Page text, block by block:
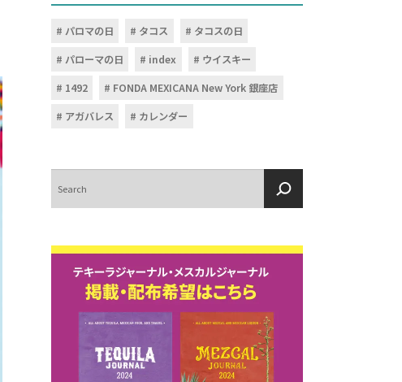
パロマの日 タコス
タコスの日
パローマの日
index
ウイスキー
1492
FONDA MEXICANA New York 銀座店
アガバレス
カレンダー
索